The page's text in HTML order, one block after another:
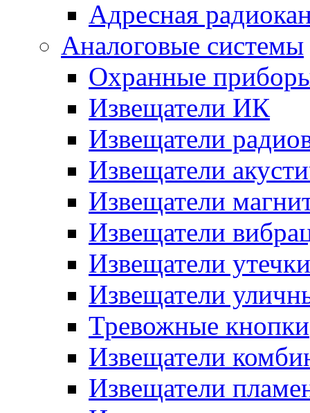
Адресная
Аналоговые системы
Охранные
Извещатели ИК
Извещатели
Извещатели
Извещатели
Извещатели
Извещатели утечки
Извещатели
Тревожные кнопки
Извещатели
Извещатели